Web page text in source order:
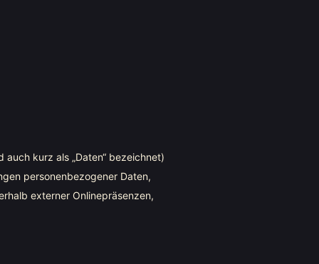
kurz als „Daten“ bezeichnet)
personenbezogener Daten,
externer Onlinepräsenzen,